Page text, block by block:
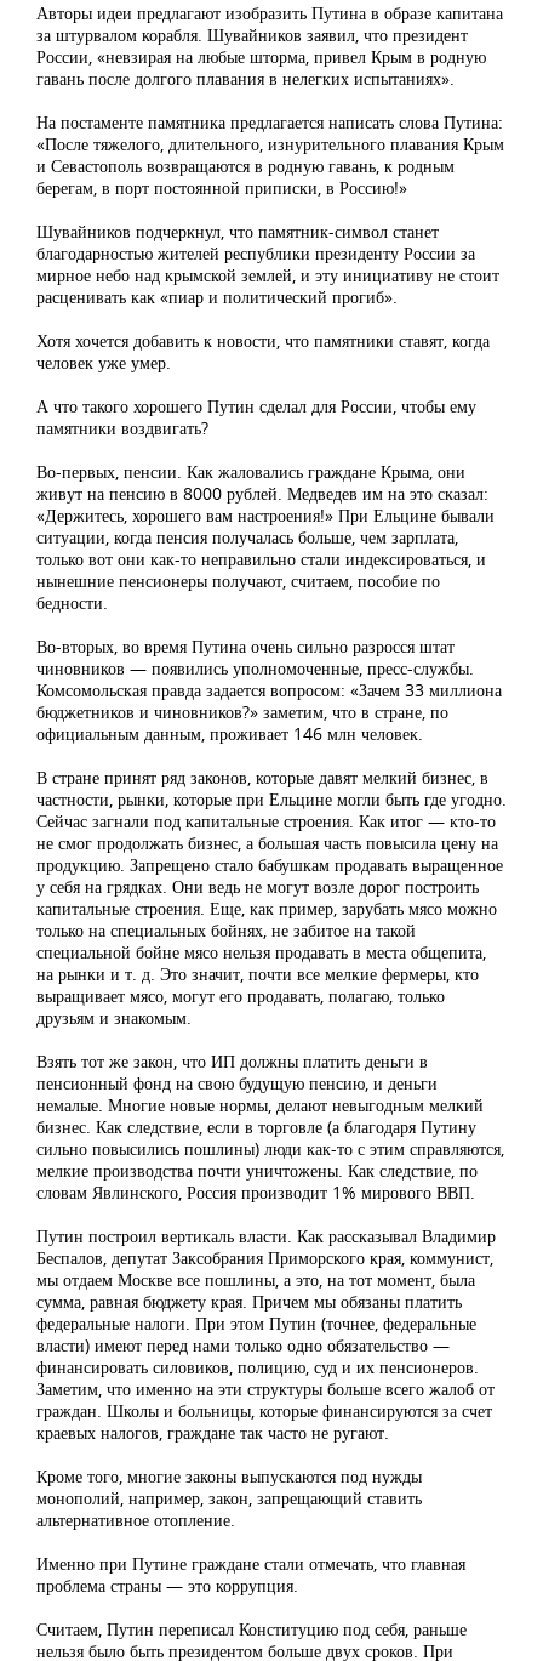
Авторы идеи предлагают изобразить Путина в образе капитана
за штурвалом корабля. Шувайников заявил, что президент
России, «невзирая на любые шторма, привел Крым в родную
гавань после долгого плавания в нелегких испытаниях».
На постаменте памятника предлагается написать слова Путина:
«После тяжелого, длительного, изнурительного плавания Крым
и Севастополь возвращаются в родную гавань, к родным
берегам, в порт постоянной приписки, в Россию!»
Шувайников подчеркнул, что памятник-символ станет
благодарностью жителей республики президенту России за
мирное небо над крымской землей, и эту инициативу не стоит
расценивать как «пиар и политический прогиб».
Хотя хочется добавить к новости, что памятники ставят, когда
человек уже умер.
А что такого хорошего Путин сделал для России, чтобы ему
памятники воздвигать?
Во-первых, пенсии. Как жаловались граждане Крыма, они
живут на пенсию в 8000 рублей. Медведев им на это сказал:
«Держитесь, хорошего вам настроения!» При Ельцине бывали
ситуации, когда пенсия получалась больше, чем зарплата,
только вот они как-то неправильно стали индексироваться, и
нынешние пенсионеры получают, считаем, пособие по
бедности.
Во-вторых, во время Путина очень сильно разросся штат
чиновников — появились уполномоченные, пресс-службы.
Комсомольская правда задается вопросом: «Зачем 33 миллиона
бюджетников и чиновников?» заметим, что в стране, по
официальным данным, проживает 146 млн человек.
В стране принят ряд законов, которые давят мелкий бизнес, в
частности, рынки, которые при Ельцине могли быть где угодно.
Сейчас загнали под капитальные строения. Как итог — кто-то
не смог продолжать бизнес, а большая часть повысила цену на
продукцию. Запрещено стало бабушкам продавать выращенное
у себя на грядках. Они ведь не могут возле дорог построить
капитальные строения. Еще, как пример, зарубать мясо можно
только на специальных бойнях, не забитое на такой
специальной бойне мясо нельзя продавать в места общепита,
на рынки и т. д. Это значит, почти все мелкие фермеры, кто
выращивает мясо, могут его продавать, полагаю, только
друзьям и знакомым.
Взять тот же закон, что ИП должны платить деньги в
пенсионный фонд на свою будущую пенсию, и деньги
немалые. Многие новые нормы, делают невыгодным мелкий
бизнес. Как следствие, если в торговле (а благодаря Путину
сильно повысились пошлины) люди как-то с этим справляются,
мелкие производства почти уничтожены. Как следствие, по
словам Явлинского, Россия производит 1% мирового ВВП.
Путин построил вертикаль власти. Как рассказывал Владимир
Беспалов, депутат Заксобрания Приморского края, коммунист,
мы отдаем Москве все пошлины, а это, на тот момент, была
сумма, равная бюджету края. Причем мы обязаны платить
федеральные налоги. При этом Путин (точнее, федеральные
власти) имеют перед нами только одно обязательство —
финансировать силовиков, полицию, суд и их пенсионеров.
Заметим, что именно на эти структуры больше всего жалоб от
граждан. Школы и больницы, которые финансируются за счет
краевых налогов, граждане так часто не ругают.
Кроме того, многие законы выпускаются под нужды
монополий, например, закон, запрещающий ставить
альтернативное отопление.
Именно при Путине граждане стали отмечать, что главная
проблема страны — это коррупция.
Считаем, Путин переписал Конституцию под себя, раньше
нельзя было быть президентом больше двух сроков. При